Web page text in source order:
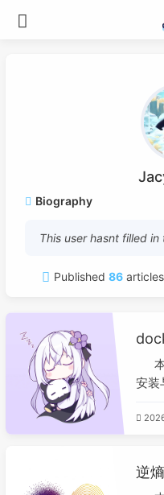
Biography
This user hasnt filled
Published 86articles
安装
逆